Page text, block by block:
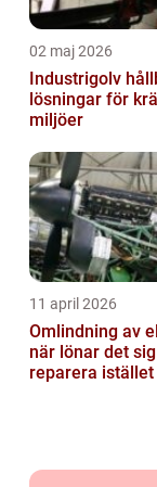
02 maj 2026
Industrigolv hållbara
lösningar för
miljöer
11 april 2026
Omlindning av
när lönar det
reparera